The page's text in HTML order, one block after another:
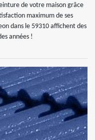
de votre maison grâce
maximum de ses
dans le 59310 affichent des
années !